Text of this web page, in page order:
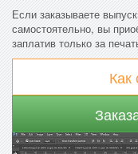
Если заказываете
самостоятельно, вы
заплатив только за
Как